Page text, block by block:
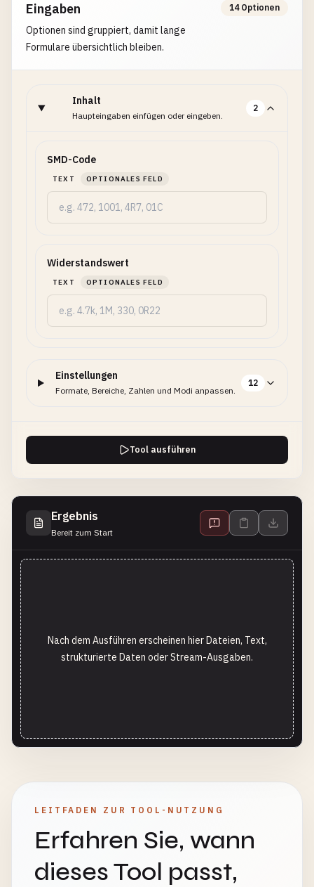
Eingaben
Optionen sind gruppiert, damit lange
Formulare übersichtlich bleiben.
14 Optionen
Inhalt
Haupteingaben einfügen oder eingeben.
2
SMD-Code
TEXT OPTIONALES FELD
Widerstandswert
TEXT OPTIONALES FELD
Einstellungen
Formate, Bereiche, Zahlen und Modi anpassen.
12
Tool ausführen
Ergebnis
Bereit zum Start
Nach dem Ausführen erscheinen hier Dateien, Text,
strukturierte Daten oder Stream-Ausgaben.
LEITFADEN ZUR TOOL-NUTZUNG
Erfahren Sie, wann
dieses Tool passt,